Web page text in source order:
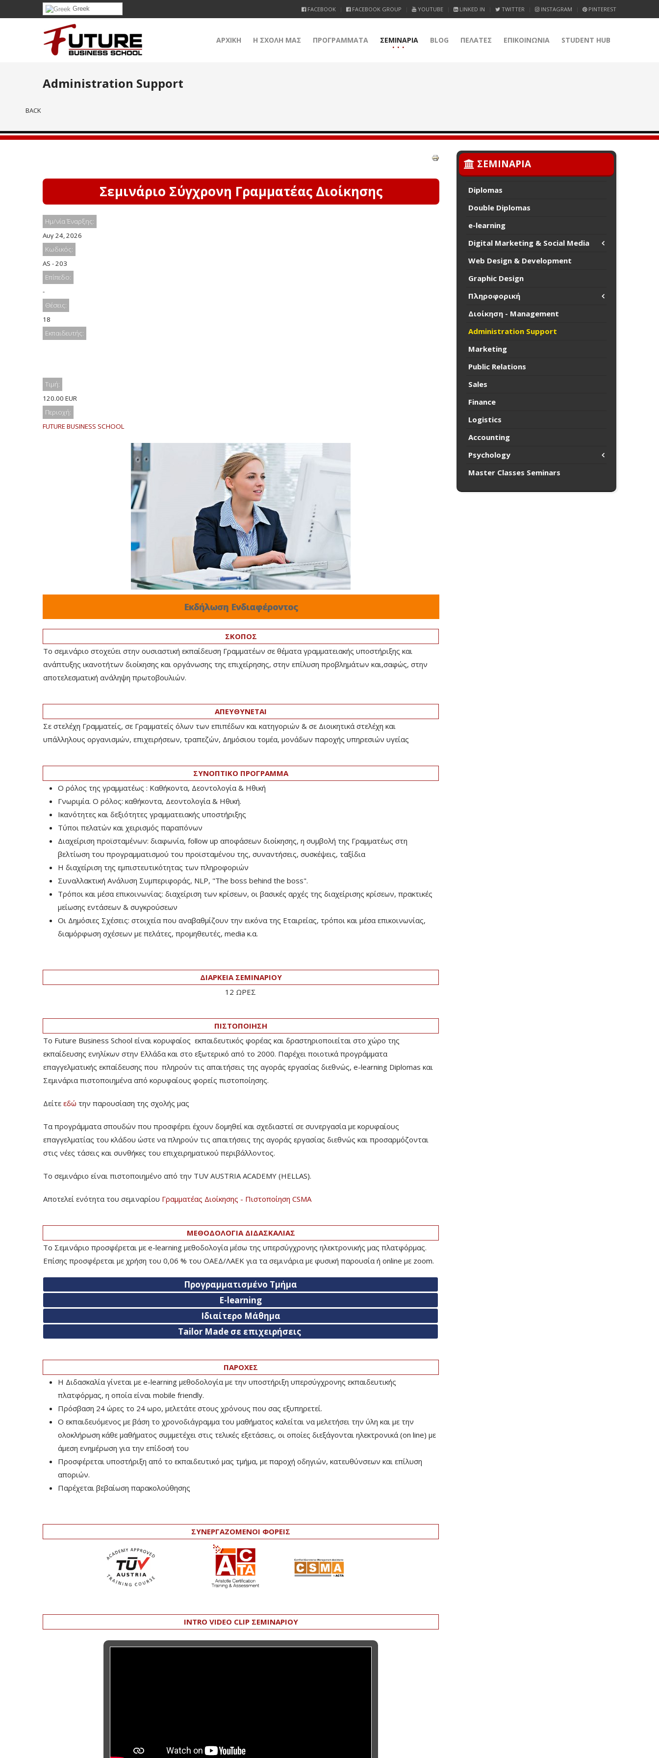
Greek FACEBOOK FACEBOOK GROUP YOUTUBE LINKED IN TWITTER INSTAGRAM PINTEREST
ΑΡΧΙΚΗ Η ΣΧΟΛΗ ΜΑΣ ΠΡΟΓΡΑΜΜΑΤΑ ΣΕΜΙΝΑΡΙΑ BLOG ΠΕΛΑΤΕΣ ΕΠΙΚΟΙΝΩΝΙΑ STUDENT HUB
Administration Support
BACK
Σεμινάριο Σύγχρονη Γραμματέας Διοίκησης
Ημ/νία Έναρξης:
Αυγ 24, 2026
Κωδικός:
AS - 203
Επίπεδο:
-
Θέσεις:
18
Εκπαιδευτής:
Τιμή:
120.00 EUR
Περιοχή:
FUTURE BUSINESS SCHOOL
Εκδήλωση Ενδιαφέροντος
ΣΚΟΠΟΣ
Το σεμινάριο στοχεύει στην ουσιαστική εκπαίδευση Γραμματέων σε θέματα γραμματειακής υποστήριξης και
ανάπτυξης ικανοτήτων διοίκησης και οργάνωσης της επιχείρησης, στην επίλυση προβλημάτων και,σαφώς, στην
αποτελεσματική ανάληψη πρωτοβουλιών.
ΑΠΕΥΘΥΝΕΤΑΙ
Σε στελέχη Γραμματείς, σε Γραμματείς όλων των επιπέδων και κατηγοριών & σε Διοικητικά στελέχη και
υπάλληλους οργανισμών, επιχειρήσεων, τραπεζών, Δημόσιου τομέα, μονάδων παροχής υπηρεσιών υγείας
ΣΥΝΟΠΤΙΚΟ ΠΡΟΓΡΑΜΜΑ
Ο ρόλος της γραμματέως : Καθήκοντα, Δεοντολογία & Ηθική
Γνωριμία. Ο ρόλος: καθήκοντα, Δεοντολογία & Ηθική.
Ικανότητες και δεξιότητες γραμματειακής υποστήριξης
Τύποι πελατών και χειρισμός παραπόνων
Διαχείριση προϊσταμένων: διαφωνία, follow up αποφάσεων διοίκησης, η συμβολή της Γραμματέως στη
βελτίωση του προγραμματισμού του προϊσταμένου της, συναντήσεις, συσκέψεις, ταξίδια
Η διαχείριση της εμπιστευτικότητας των πληροφοριών
Συναλλακτική Ανάλυση Συμπεριφοράς, ΝLP, "The boss behind the boss".
Τρόποι και μέσα επικοινωνίας: διαχείριση των κρίσεων, οι βασικές αρχές της διαχείρισης κρίσεων, πρακτικές
μείωσης εντάσεων & συγκρούσεων
Οι Δημόσιες Σχέσεις: στοιχεία που αναβαθμίζουν την εικόνα της Εταιρείας, τρόποι και μέσα επικοινωνίας,
διαμόρφωση σχέσεων με πελάτες, προμηθευτές, media κ.α.
ΔΙΑΡΚΕΙΑ ΣΕΜΙΝΑΡΙΟΥ
12 ΩΡΕΣ
ΠΙΣΤΟΠΟΙΗΣΗ
Το Future Business School είναι κορυφαίος εκπαιδευτικός φορέας και δραστηριοποιείται στο χώρο της
εκπαίδευσης ενηλίκων στην Ελλάδα και στο εξωτερικό από το 2000. Παρέχει ποιοτικά προγράμματα
επαγγελματικής εκπαίδευσης που πληρούν τις απαιτήσεις της αγοράς εργασίας διεθνώς, e-learning Diplomas και
Σεμινάρια πιστοποιημένα από κορυφαίους φορείς πιστοποίησης.
Δείτε εδώ την παρουσίαση της σχολής μας
Τα προγράμματα σπουδών που προσφέρει έχουν δομηθεί και σχεδιαστεί σε συνεργασία με κορυφαίους
επαγγελματίας του κλάδου ώστε να πληρούν τις απαιτήσεις της αγοράς εργασίας διεθνώς και προσαρμόζονται
στις νέες τάσεις και συνθήκες του επιχειρηματικού περιβάλλοντος.
Το σεμινάριο είναι πιστοποιημένο από την TUV AUSTRIA ACADEMY (HELLAS).
Αποτελεί ενότητα του σεμιναρίου Γραμματέας Διοίκησης - Πιστοποίηση CSMA
ΜΕΘΟΔΟΛΟΓΙΑ ΔΙΔΑΣΚΑΛΙΑΣ
Το Σεμινάριο προσφέρεται με e-learning μεθοδολογία μέσω της υπερσύγχρονης ηλεκτρονικής μας πλατφόρμας.
Επίσης προσφέρεται με χρήση του 0,06 % του ΟΑΕΔ/ΛΑΕΚ για τα σεμινάρια με φυσική παρουσία ή online με zoom.
Προγραμματισμένο Τμήμα
E-learning
Ιδιαίτερο Μάθημα
Tailor Made σε επιχειρήσεις
ΠΑΡΟΧΕΣ
Η Διδασκαλία γίνεται με e-learning μεθοδολογία με την υποστήριξη υπερσύγχρονης εκπαιδευτικής
πλατφόρμας, η οποία είναι mobile friendly.
Πρόσβαση 24 ώρες το 24 ωρο, μελετάτε στους χρόνους που σας εξυπηρετεί.
Ο εκπαιδευόμενος με βάση το χρονοδιάγραμμα του μαθήματος καλείται να μελετήσει την ύλη και με την
ολοκλήρωση κάθε μαθήματος συμμετέχει στις τελικές εξετάσεις, οι οποίες διεξάγονται ηλεκτρονικά (on line) με
άμεση ενημέρωση για την επίδοσή του
Προσφέρεται υποστήριξη από το εκπαιδευτικό μας τμήμα, με παροχή οδηγιών, κατευθύνσεων και επίλυση
αποριών.
Παρέχεται βεβαίωση παρακολούθησης
ΣΥΝΕΡΓΑΖΟΜΕΝΟΙ ΦΟΡΕΙΣ
INTRO VIDEO CLIP ΣΕΜΙΝΑΡΙΟΥ
ΣΕΜΙΝΑΡΙΑ
Diplomas
Double Diplomas
e-learning
Digital Marketing & Social Media
Web Design & Development
Graphic Design
Πληροφορική
Διοίκηση - Management
Administration Support
Marketing
Public Relations
Sales
Finance
Logistics
Accounting
Psychology
Master Classes Seminars